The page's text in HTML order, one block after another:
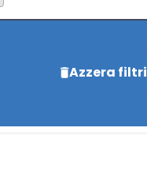
Azzera filtri